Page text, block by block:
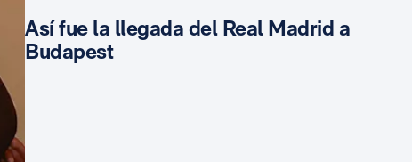
Así fue la llegada del Real Madrid a
Budapest